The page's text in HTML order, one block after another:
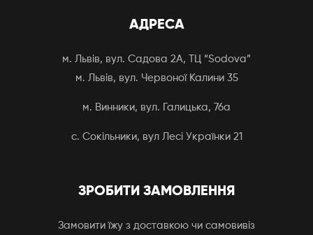
АДРЕСА
м. Львів, вул. Садова 2А, ТЦ “Sodova”
м. Львів, вул. Червоної Калини 35
м. Винники, вул. Галицька, 76а
с. Сокільники, вул Лесі Українки 21
ЗРОБИТИ ЗАМОВЛЕННЯ
Замовити їжу з доставкою чи самовивіз